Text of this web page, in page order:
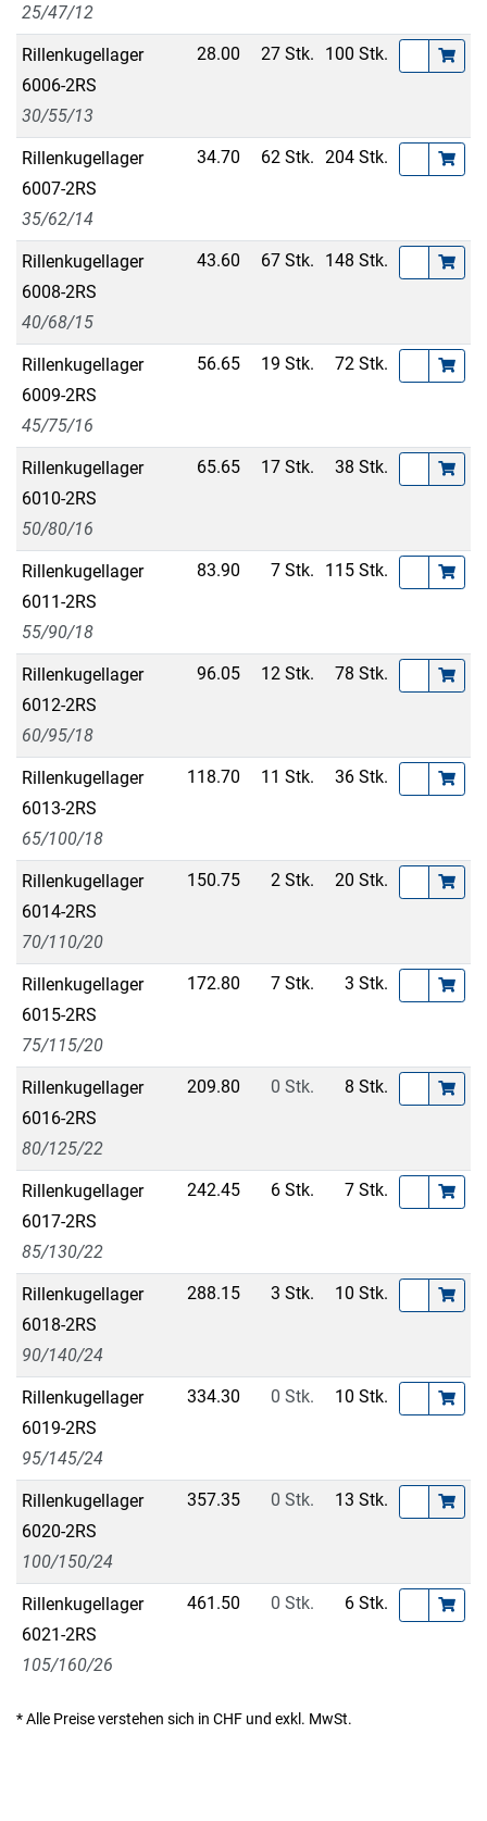
25/47/12
Rillenkugellager
6006-2RS
30/55/13
28.00 27 Stk. 100 Stk.
Rillenkugellager
6007-2RS
35/62/14
34.70 62 Stk. 204 Stk.
Rillenkugellager
6008-2RS
40/68/15
43.60 67 Stk. 148 Stk.
Rillenkugellager
6009-2RS
45/75/16
56.65 19 Stk. 72 Stk.
Rillenkugellager
6010-2RS
50/80/16
65.65 17 Stk. 38 Stk.
Rillenkugellager
6011-2RS
55/90/18
83.90 7 Stk. 115 Stk.
Rillenkugellager
6012-2RS
60/95/18
96.05 12 Stk. 78 Stk.
Rillenkugellager
6013-2RS
65/100/18
118.70 11 Stk. 36 Stk.
Rillenkugellager
6014-2RS
70/110/20
150.75 2 Stk. 20 Stk.
Rillenkugellager
6015-2RS
75/115/20
172.80 7 Stk. 3 Stk.
Rillenkugellager
6016-2RS
80/125/22
209.80 0 Stk. 8 Stk.
Rillenkugellager
6017-2RS
85/130/22
242.45 6 Stk. 7 Stk.
Rillenkugellager
6018-2RS
90/140/24
288.15 3 Stk. 10 Stk.
Rillenkugellager
6019-2RS
95/145/24
334.30 0 Stk. 10 Stk.
Rillenkugellager
6020-2RS
100/150/24
357.35 0 Stk. 13 Stk.
Rillenkugellager
6021-2RS
105/160/26
461.50 0 Stk. 6 Stk.
* Alle Preise verstehen sich in CHF und exkl. MwSt.